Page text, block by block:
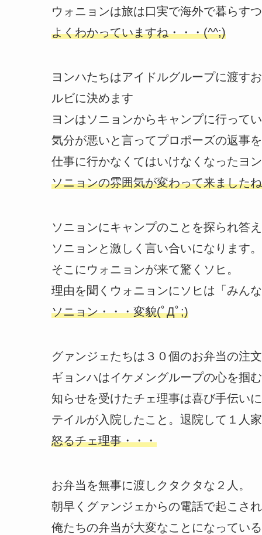
ウォニョンは旅は口実で海外で暮らす
よくわかっていますね・・・(^^;)
ヨンハたちはアイドルグループに渡す
ルビに決めます
ヨンはソニョンからキャンプに行って
気分が悪いと言ってプロポーズの返事
仕事に行かなくてはいけなくなったヨ
ソニョンの雰囲気が変わって来ました
ソニョンにキャンプのことを探られ答
ソニョンと激しく言い合いになります。
そこにウォニョンが来て驚くソヒ。
理由を聞くウォニョンにソヒは「みん
ソニョン・・・変貌(ﾟДﾟ;)
グァンジェたちは３０個のお弁当の注
ギョンハはイケメングループの心を掴
知らせを受けたチェ理事は喜び手伝い
テイルが入院したこと。退院して１人
怒るチェ理事・・・
お弁当を無事に渡しクタクタな２人。
朝早くグァンジェからの電話で起こさ
俺たちの弁当が大変なことになってい